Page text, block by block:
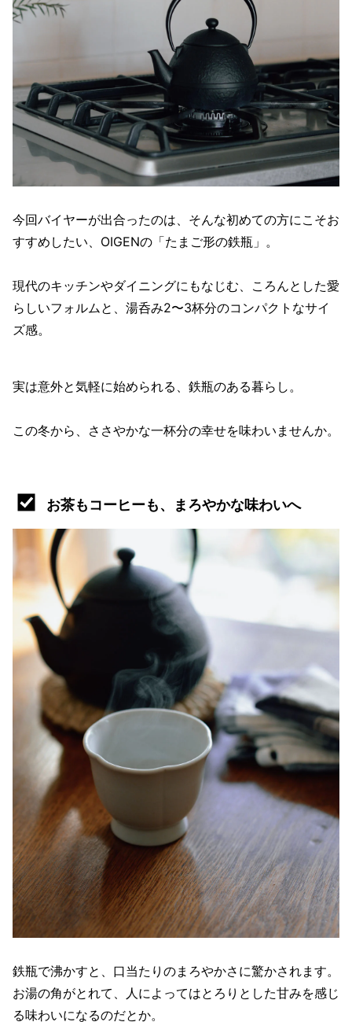
今回バイヤーが出合ったのは、そんな初めての方にこそお
すすめしたい、OIGENの「たまご形の鉄瓶」。
現代のキッチンやダイニングにもなじむ、ころんとした愛
らしいフォルムと、湯呑み2〜3杯分のコンパクトなサイ
ズ感。
実は意外と気軽に始められる、鉄瓶のある暮らし。
この冬から、ささやかな一杯分の幸せを味わいませんか。
お茶もコーヒーも、まろやかな味わいへ
鉄瓶で沸かすと、口当たりのまろやかさに驚かされます。
お湯の角がとれて、人によってはとろりとした甘みを感じ
る味わいになるのだとか。